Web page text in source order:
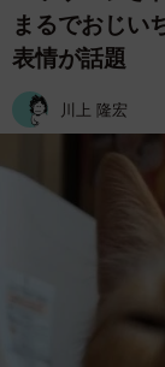
まるでおじい
表情が話題
川上 隆宏